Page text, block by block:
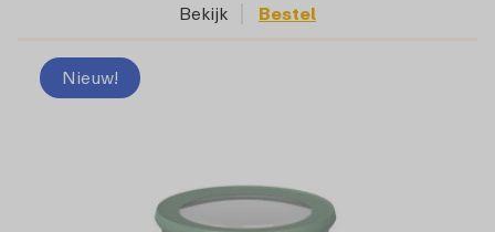
Bekijk Bestel
Nieuw!